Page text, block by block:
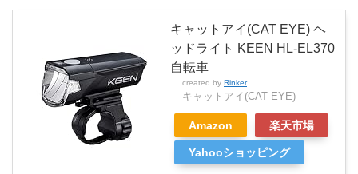
キャットアイ(CAT EYE) ヘ
ッドライト KEEN HL-EL370
自転車
created by Rinker
キャットアイ(CAT EYE)
Amazon 楽天市場
Yahooショッピング